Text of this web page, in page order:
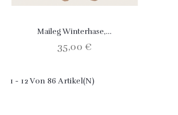
Maileg Winterhase,...
35,00 €
1 - 12 Von 86 Artikel(n)